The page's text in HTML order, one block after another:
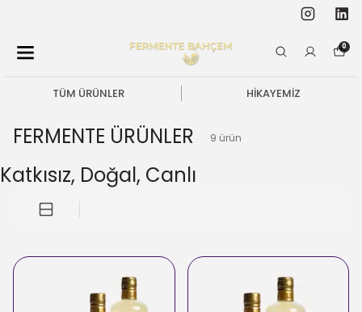
0
TÜM ÜRÜNLER HİKAYEMİZ
FERMENTE ÜRÜNLER 9 ürün
Katkısız, Doğal, Canlı